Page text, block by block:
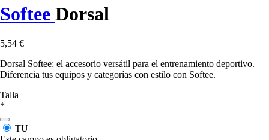
Softee Dorsal
5,54 €
Dorsal Softee: el accesorio versátil para el entrenamiento deportivo.
Diferencia tus equipos y categorías con estilo con Softee.
Talla
*
TU